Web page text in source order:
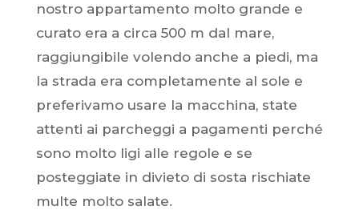
nostro appartamento molto grande e
curato era a circa 500 m dal mare,
raggiungibile volendo anche a piedi, ma
la strada era completamente al sole e
preferivamo usare la macchina, state
attenti ai parcheggi a pagamenti perché
sono molto ligi alle regole e se
posteggiate in divieto di sosta rischiate
multe molto salate.